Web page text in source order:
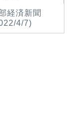
経済新聞
4/7)